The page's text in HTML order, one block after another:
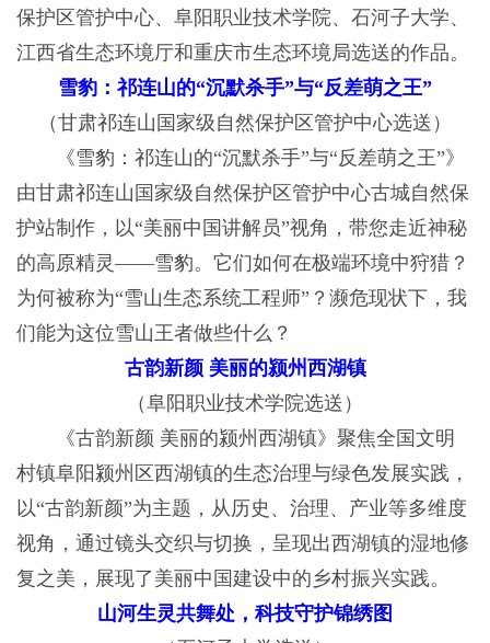
保护区管护中心、阜阳职业技术学院、石河子大学、
江西省生态环境厅和重庆市生态环境局选送的作品。
雪豹：祁连山的“沉默杀手”与“反差萌之王”
（甘肃祁连山国家级自然保护区管护中心选送）
《雪豹：祁连山的“沉默杀手”与“反差萌之王”》
由甘肃祁连山国家级自然保护区管护中心古城自然保
护站制作，以“美丽中国讲解员”视角，带您走近神秘
的高原精灵——雪豹。它们如何在极端环境中狩猎？
为何被称为“雪山生态系统工程师”？濒危现状下，我
们能为这位雪山王者做些什么？
古韵新颜 美丽的颍州西湖镇
（阜阳职业技术学院选送）
《古韵新颜 美丽的颍州西湖镇》聚焦全国文明
村镇阜阳颍州区西湖镇的生态治理与绿色发展实践，
以“古韵新颜”为主题，从历史、治理、产业等多维度
视角，通过镜头交织与切换，呈现出西湖镇的湿地修
复之美，展现了美丽中国建设中的乡村振兴实践。
山河生灵共舞处，科技守护锦绣图